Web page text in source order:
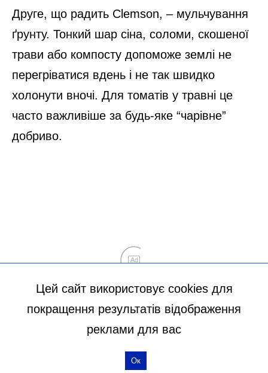
Цей сайт використовує cookies для
покращення результатів відображення
реклами для вас
Ок